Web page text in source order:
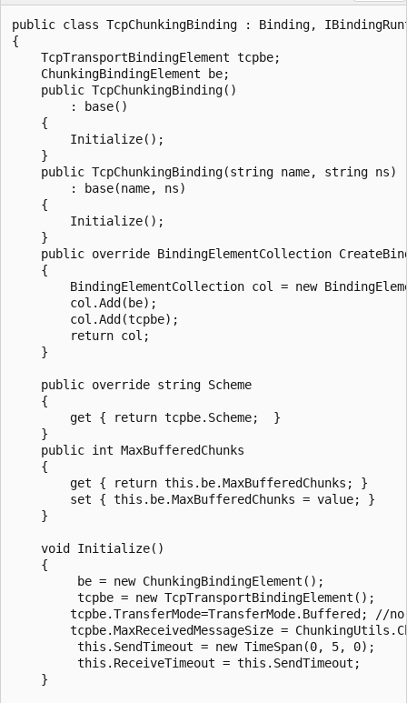
public class TcpChunkingBinding : Binding,
{
    TcpTransportBindingElement tcpbe;
    ChunkingBindingElement be;
    public TcpChunkingBinding()
        : base()
    {
        Initialize();
    }
    public TcpChunkingBinding(string name, string ns)
        : base(name, ns)
    {
        Initialize();
    }
public override BindingElementCollection
    {
BindingElementCollection col = new
        col.Add(be);
        col.Add(tcpbe);
        return col;
    }
    public override string Scheme
    {
        get { return tcpbe.Scheme;  }
    }
    public int MaxBufferedChunks
    {
        get { return this.be.MaxBufferedChunks; }
        set { this.be.MaxBufferedChunks = value; }
    }
    void Initialize()
    {
         be = new ChunkingBindingElement();
         tcpbe = new TcpTransportBindingElement();
tcpbe.TransferMode=TransferMode.Buffered; //
tcpbe.MaxReceivedMessageSize =
         this.SendTimeout = new TimeSpan(0, 5, 0);
         this.ReceiveTimeout = this.SendTimeout;
    }